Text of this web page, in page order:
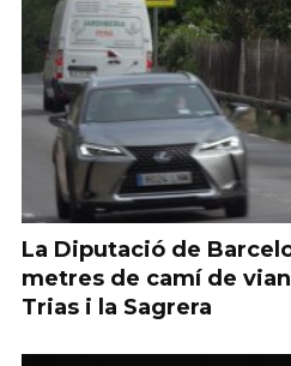
La Diputació de
metres de camí de
Trias i la Sagrera